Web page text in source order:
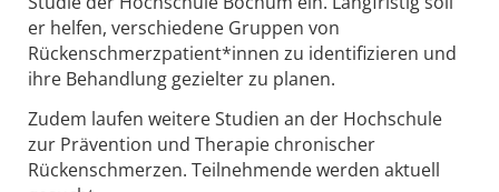
er helfen, verschiedene Gruppen von
Rückenschmerzpatient*innen zu identifizieren und
ihre Behandlung gezielter zu planen.
Zudem laufen weitere Studien an der Hochschule
zur Prävention und Therapie chronischer
Rückenschmerzen. Teilnehmende werden aktuell